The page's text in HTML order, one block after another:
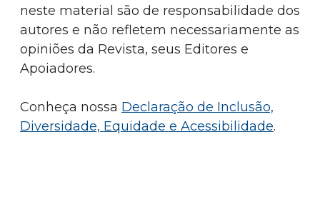
neste material são de responsabilidade dos
autores e não refletem necessariamente as
opiniões da Revista, seus Editores e
Apoiadores.
Conheça nossa Declaração de Inclusão,
Diversidade, Equidade e Acessibilidade.